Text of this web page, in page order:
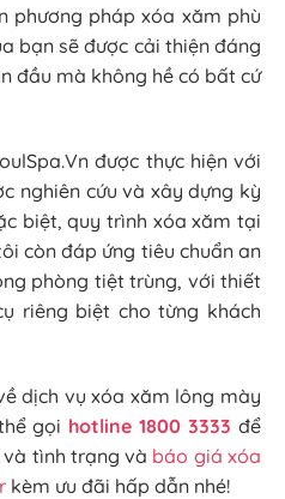
phương pháp xóa xăm phù
bạn sẽ được cải thiện đáng
đầu mà không hề có bất cứ
được thực hiện với
nghiên cứu và xây dựng kỳ
biệt, quy trình xóa xăm tại
còn đáp ứng tiêu chuẩn an
phòng tiệt trùng, với thiết
riêng biệt cho từng khách
dịch vụ xóa xăm lông mày
gọi hotline 1800 3333 để
tình trạng và báo giá xóa
kèm ưu đãi hấp dẫn nhé!